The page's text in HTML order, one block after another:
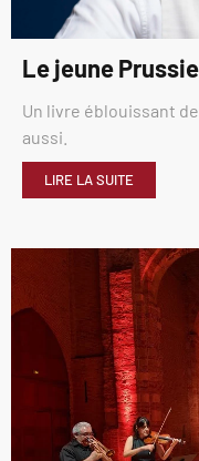
Le jeune
Un livre éblouissant
aussi.
LIRE LA SUITE